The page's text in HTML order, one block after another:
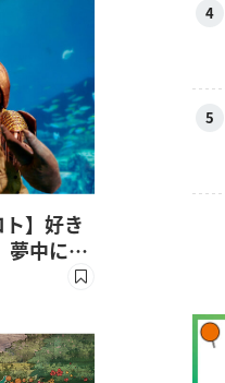
】好き
夢中にな
4
5